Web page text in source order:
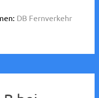
DB Fernverkehr